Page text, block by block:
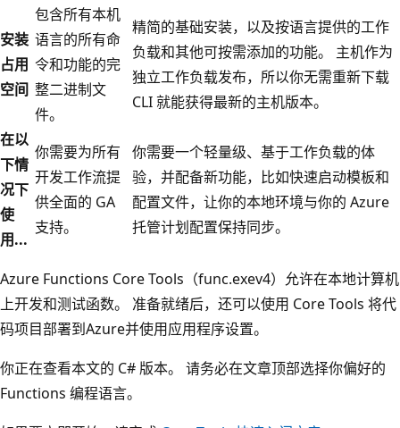
安装
占用
空间
包含所有本机
语言的所有命
令和功能的完
整二进制文
件。
精简的基础安装，以及按语言提供的工作
负载和其他可按需添加的功能。 主机作为
独立工作负载发布，所以你无需重新下载
CLI 就能获得最新的主机版本。
在以
下情
况下
使
用...
你需要为所有
开发工作流提
供全面的 GA
支持。
你需要一个轻量级、基于工作负载的体
验，并配备新功能，比如快速启动模板和
配置文件，让你的本地环境与你的 Azure
托管计划配置保持同步。
Azure Functions Core Tools（func.exev4）允许在本地计算机
上开发和测试函数。 准备就绪后，还可以使用 Core Tools 将代
码项目部署到Azure并使用应用程序设置。
你正在查看本文的 C# 版本。 请务必在文章顶部选择你偏好的
Functions 编程语言。